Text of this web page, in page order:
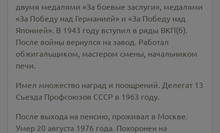
двумя медалями «За боевые заслуги», медалями
«За Победу над Германией» и «За Победу над
Японией». В 1943 году вступил в ряды ВКП(б).
После войны вернулся на завод. Работал
обжигальщиком, мастером смены, начальником
печи.
Имел множество наград и поощрений. Делегат 13
Съезда Профсоюзов СССР в 1963 году.
После выхода на пенсию, проживал в Москве.
Умер 20 августа 1976 года. Похоронен на